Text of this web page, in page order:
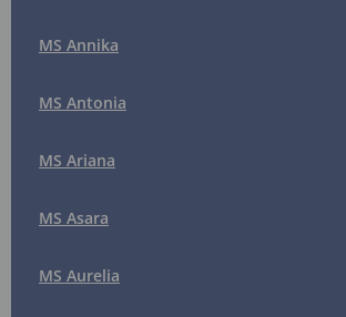
MS Annika
MS Antonia
MS Ariana
MS Asara
MS Aurelia